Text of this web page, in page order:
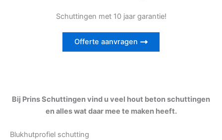
Schuttingen met 10 jaar garantie!
Offerte aanvragen
Bij Prins Schuttingen vind u veel hout beton schuttingen
en alles wat daar mee te maken heeft.
Blukhutprofiel schutting